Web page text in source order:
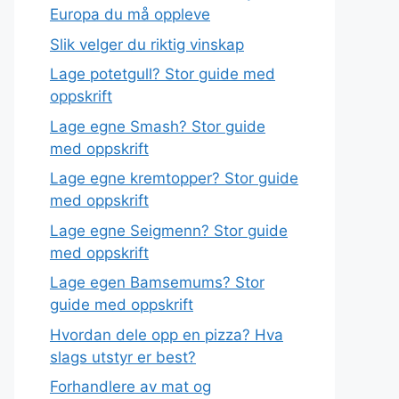
Europa du må oppleve
Slik velger du riktig vinskap
Lage potetgull? Stor guide med
oppskrift
Lage egne Smash? Stor guide
med oppskrift
Lage egne kremtopper? Stor guide
med oppskrift
Lage egne Seigmenn? Stor guide
med oppskrift
Lage egen Bamsemums? Stor
guide med oppskrift
Hvordan dele opp en pizza? Hva
slags utstyr er best?
Forhandlere av mat og